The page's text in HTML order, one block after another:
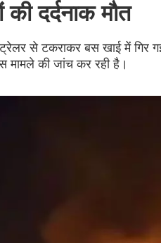
दर्दनाक मौत
से टकराकर बस खाई में
की जांच कर रही है।